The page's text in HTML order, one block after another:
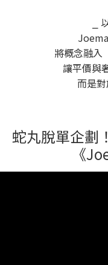
⎯
將概念融入
讓平價與
而是
蛇丸脫單企劃
《